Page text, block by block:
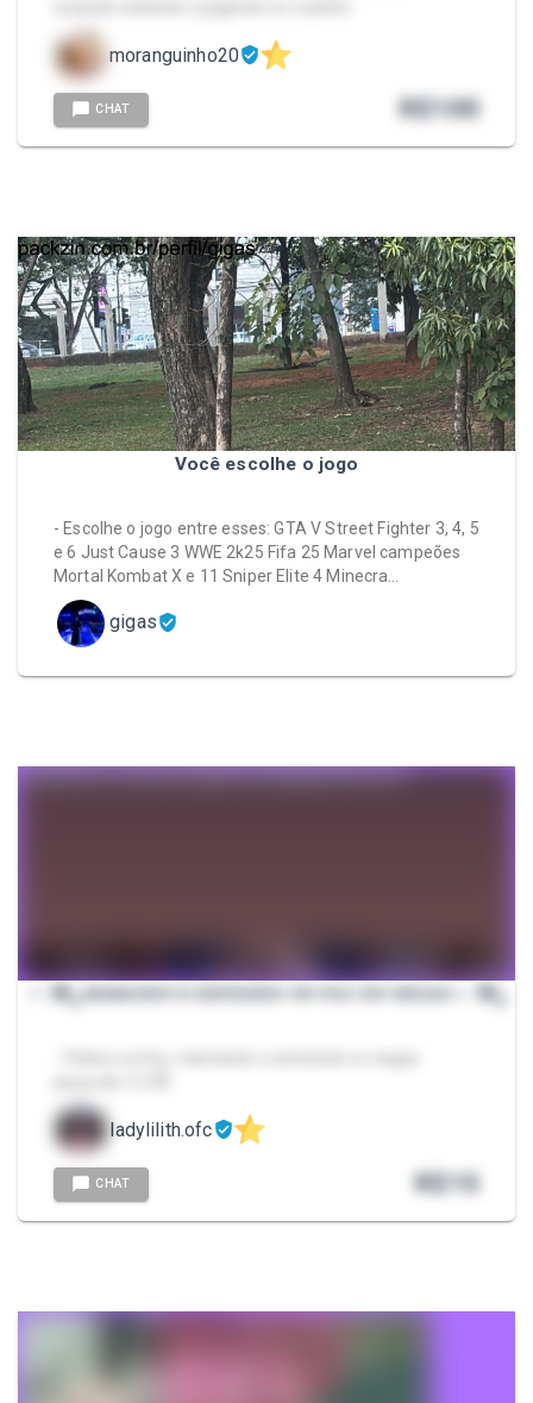
moranguinho20
CHAT R$100
Você escolhe o jogo
- Escolhe o jogo entre esses: GTA V Street Fighter 3, 4, 5
e 6 Just Cause 3 WWE 2k25 Fifa 25 Marvel campeões
Mortal Kombat X e 11 Sniper Elite 4 Minecra…
gigas
⋆.˚🦋༘ 𝑀𝐴𝑀𝐴𝑁𝐷𝑂 𝐸 𝑆𝐸𝑁𝑇𝐴𝑁𝐷𝑂 𝑁𝑂 𝑃𝐴𝑈 𝐷𝑂 𝑁𝐸𝐺𝐴𝑂 ⋆.˚🦋༘
ladylilith.ofc
CHAT R$15